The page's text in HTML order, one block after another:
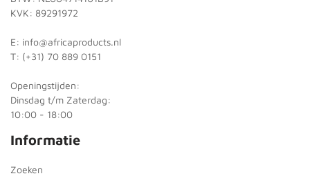
KVK: 89291972
E: info@africaproducts.nl
T: (+31) 70 889 0151
Openingstijden:
Dinsdag t/m Zaterdag:
10:00 - 18:00
Informatie
Zoeken